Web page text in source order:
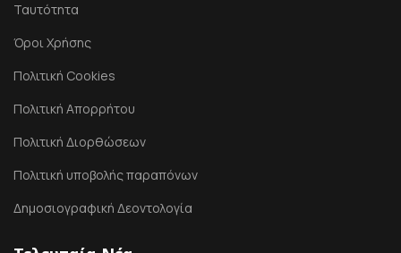
Ταυτότητα
Όροι Χρήσης
Πολιτική Cookies
Πολιτική Απορρήτου
Πολιτική Διορθώσεων
Πολιτική υποβολής παραπόνων
Δημοσιογραφική Δεοντολογία